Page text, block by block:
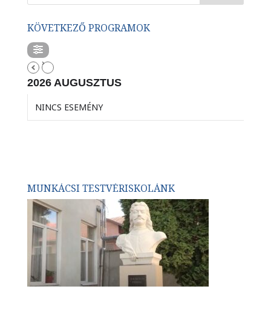
KÖVETKEZŐ PROGRAMOK
2026 AUGUSZTUS
NINCS ESEMÉNY
MUNKÁCSI TESTVÉRISKOLÁNK